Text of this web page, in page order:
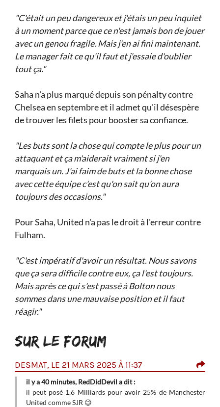
"C'était un peu dangereux et j'étais un peu inquiet
à un moment parce que ce n'est jamais bon de jouer
avec un genou fragile. Mais j'en ai fini maintenant.
Le manager fait ce qu'il faut et j'essaie d'oublier
tout ça."
Saha n'a plus marqué depuis son pénalty contre
Chelsea en septembre et il admet qu'il désespère
de trouver les filets pour booster sa confiance.
"Les buts sont la chose qui compte le plus pour un
attaquant et ça m'aiderait vraiment si j'en
marquais un. J'ai faim de buts et la bonne chose
avec cette équipe c'est qu'on sait qu'on aura
toujours des occasions."
Pour Saha, United n'a pas le droit à l'erreur contre
Fulham.
"C'est impératif d'avoir un résultat. Nous savons
que ça sera difficile contre eux, ça l'est toujours.
Mais après ce qui s'est passé à Bolton nous
sommes dans une mauvaise position et il faut
réagir."
SUR LE FORUM
DESMAT, LE 21 MARS 2025 À 11:37
il y a 40 minutes, RedDidDevil a dit :
il peut posé 1.6 Milliards pour avoir 25% de Manchester
United comme SJR 😉